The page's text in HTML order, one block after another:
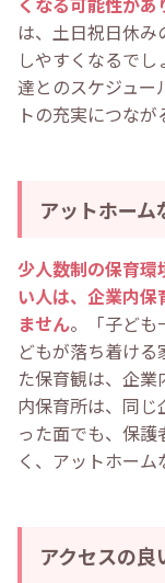
は、土日祝日休み
しやすくなるでし
達とのスケジュー
トの充実につなが
アットホー
少人数制の保育環
い人は、企業内保
ません。「子ども
どもが落ち着ける
た保育観は、企業
内保育所は、同じ
った面でも、保護
く、アットホーム
アクセスの